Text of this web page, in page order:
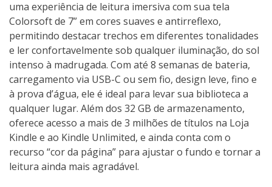
uma experiência de leitura imersiva com sua tela
Colorsoft de 7” em cores suaves e antirreflexo,
permitindo destacar trechos em diferentes tonalidades
e ler confortavelmente sob qualquer iluminação, do sol
intenso à madrugada. Com até 8 semanas de bateria,
carregamento via USB-C ou sem fio, design leve, fino e
à prova d’água, ele é ideal para levar sua biblioteca a
qualquer lugar. Além dos 32 GB de armazenamento,
oferece acesso a mais de 3 milhões de títulos na Loja
Kindle e ao Kindle Unlimited, e ainda conta com o
recurso “cor da página” para ajustar o fundo e tornar a
leitura ainda mais agradável.